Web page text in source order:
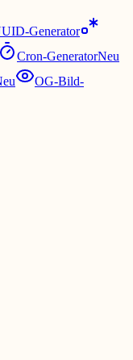
Generator
Cron-GeneratorNeu
OG-Bild-